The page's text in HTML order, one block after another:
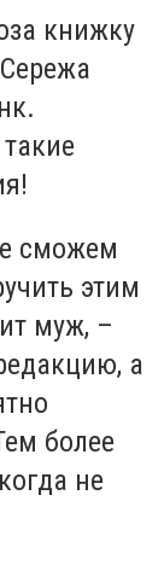
книжку
сможем
этим
муж, –
а
более
не